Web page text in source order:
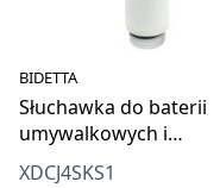
BIDETTA
Słuchawka do baterii
umywalkowych i
bidetowych
XDCJ4SKS1